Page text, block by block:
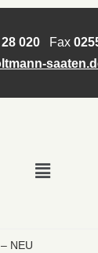
020Fax
NEU